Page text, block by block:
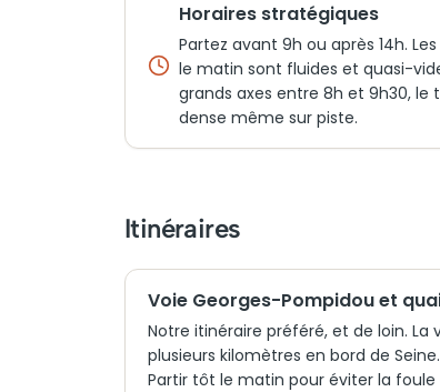
Horaires stratégiques
Partez avant 9h ou après 14h.
le matin sont fluides et quasi-
grands axes entre 8h et 9h30, le
dense même sur piste.
Itinéraires
Voie Georges-Pompidou et
Notre itinéraire préféré, et de loin.
plusieurs kilomètres en bord de
Partir tôt le matin pour éviter la